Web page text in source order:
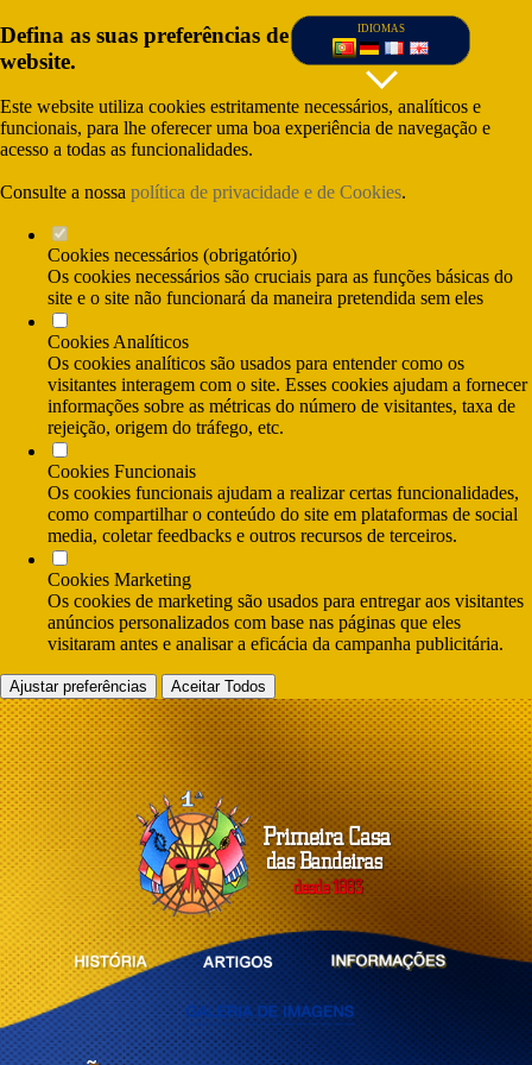
Defina as suas preferências de cookies para este
website.
Este website utiliza cookies estritamente necessários, analíticos e
funcionais, para lhe oferecer uma boa experiência de navegação e
acesso a todas as funcionalidades.
Consulte a nossa política de privacidade e de Cookies.
Cookies necessários (obrigatório)
Os cookies necessários são cruciais para as funções básicas do
site e o site não funcionará da maneira pretendida sem eles
Cookies Analíticos
Os cookies analíticos são usados para entender como os
visitantes interagem com o site. Esses cookies ajudam a fornecer
informações sobre as métricas do número de visitantes, taxa de
rejeição, origem do tráfego, etc.
Cookies Funcionais
Os cookies funcionais ajudam a realizar certas funcionalidades,
como compartilhar o conteúdo do site em plataformas de social
media, coletar feedbacks e outros recursos de terceiros.
Cookies Marketing
Os cookies de marketing são usados para entregar aos visitantes
anúncios personalizados com base nas páginas que eles
visitaram antes e analisar a eficácia da campanha publicitária.
Ajustar preferências Aceitar Todos
IDIOMAS
(Custo da chamada para rede móvel nacional)